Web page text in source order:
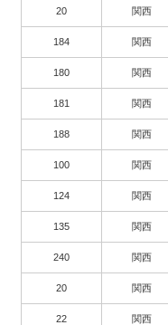
20 関西
184 関西
180 関西
181 関西
188 関西
100 関西
124 関西
135 関西
240 関西
20 関西
22 関西